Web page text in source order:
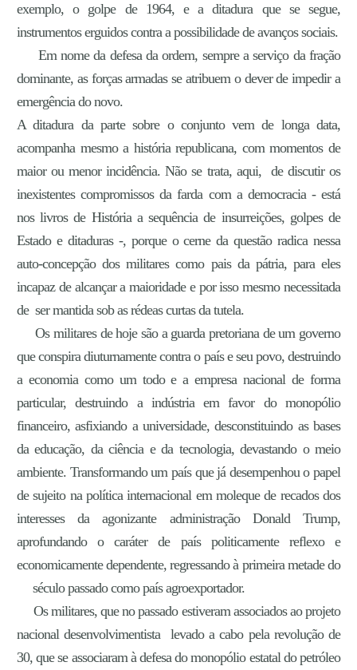
exemplo, o golpe de 1964, e a ditadura que se segue,
instrumentos erguidos contra a possibilidade de avanços sociais.
Em nome da defesa da ordem, sempre a serviço da fração
dominante, as forças armadas se atribuem o dever de impedir a
emergência do novo.
A ditadura da parte sobre o conjunto vem de longa data,
acompanha mesmo a história republicana, com momentos de
maior ou menor incidência. Não se trata, aqui, de discutir os
inexistentes compromissos da farda com a democracia - está
nos livros de História a sequência de insurreições, golpes de
Estado e ditaduras -, porque o cerne da questão radica nessa
auto-concepção dos militares como pais da pátria, para eles
incapaz de alcançar a maioridade e por isso mesmo necessitada
de ser mantida sob as rédeas curtas da tutela.
Os militares de hoje são a guarda pretoriana de um governo
que conspira diuturnamente contra o país e seu povo, destruindo
a economia como um todo e a empresa nacional de forma
particular, destruindo a indústria em favor do monopólio
financeiro, asfixiando a universidade, desconstituindo as bases
da educação, da ciência e da tecnologia, devastando o meio
ambiente. Transformando um país que já desempenhou o papel
de sujeito na política internacional em moleque de recados dos
interesses da agonizante administração Donald Trump,
aprofundando o caráter de país politicamente reflexo e
economicamente dependente, regressando à primeira metade do
século passado como país agroexportador.
Os militares, que no passado estiveram associados ao projeto
nacional desenvolvimentista levado a cabo pela revolução de
30, que se associaram à defesa do monopólio estatal do petróleo